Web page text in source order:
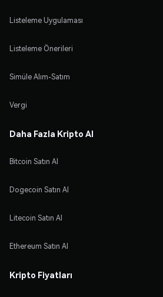
Listeleme Uygulaması
Listeleme Önerileri
Simüle Alım-Satım
Vergi
Daha Fazla Kripto Al
Bitcoin Satın Al
Dogecoin Satın Al
Litecoin Satın Al
Ethereum Satın Al
Kripto Fiyatları